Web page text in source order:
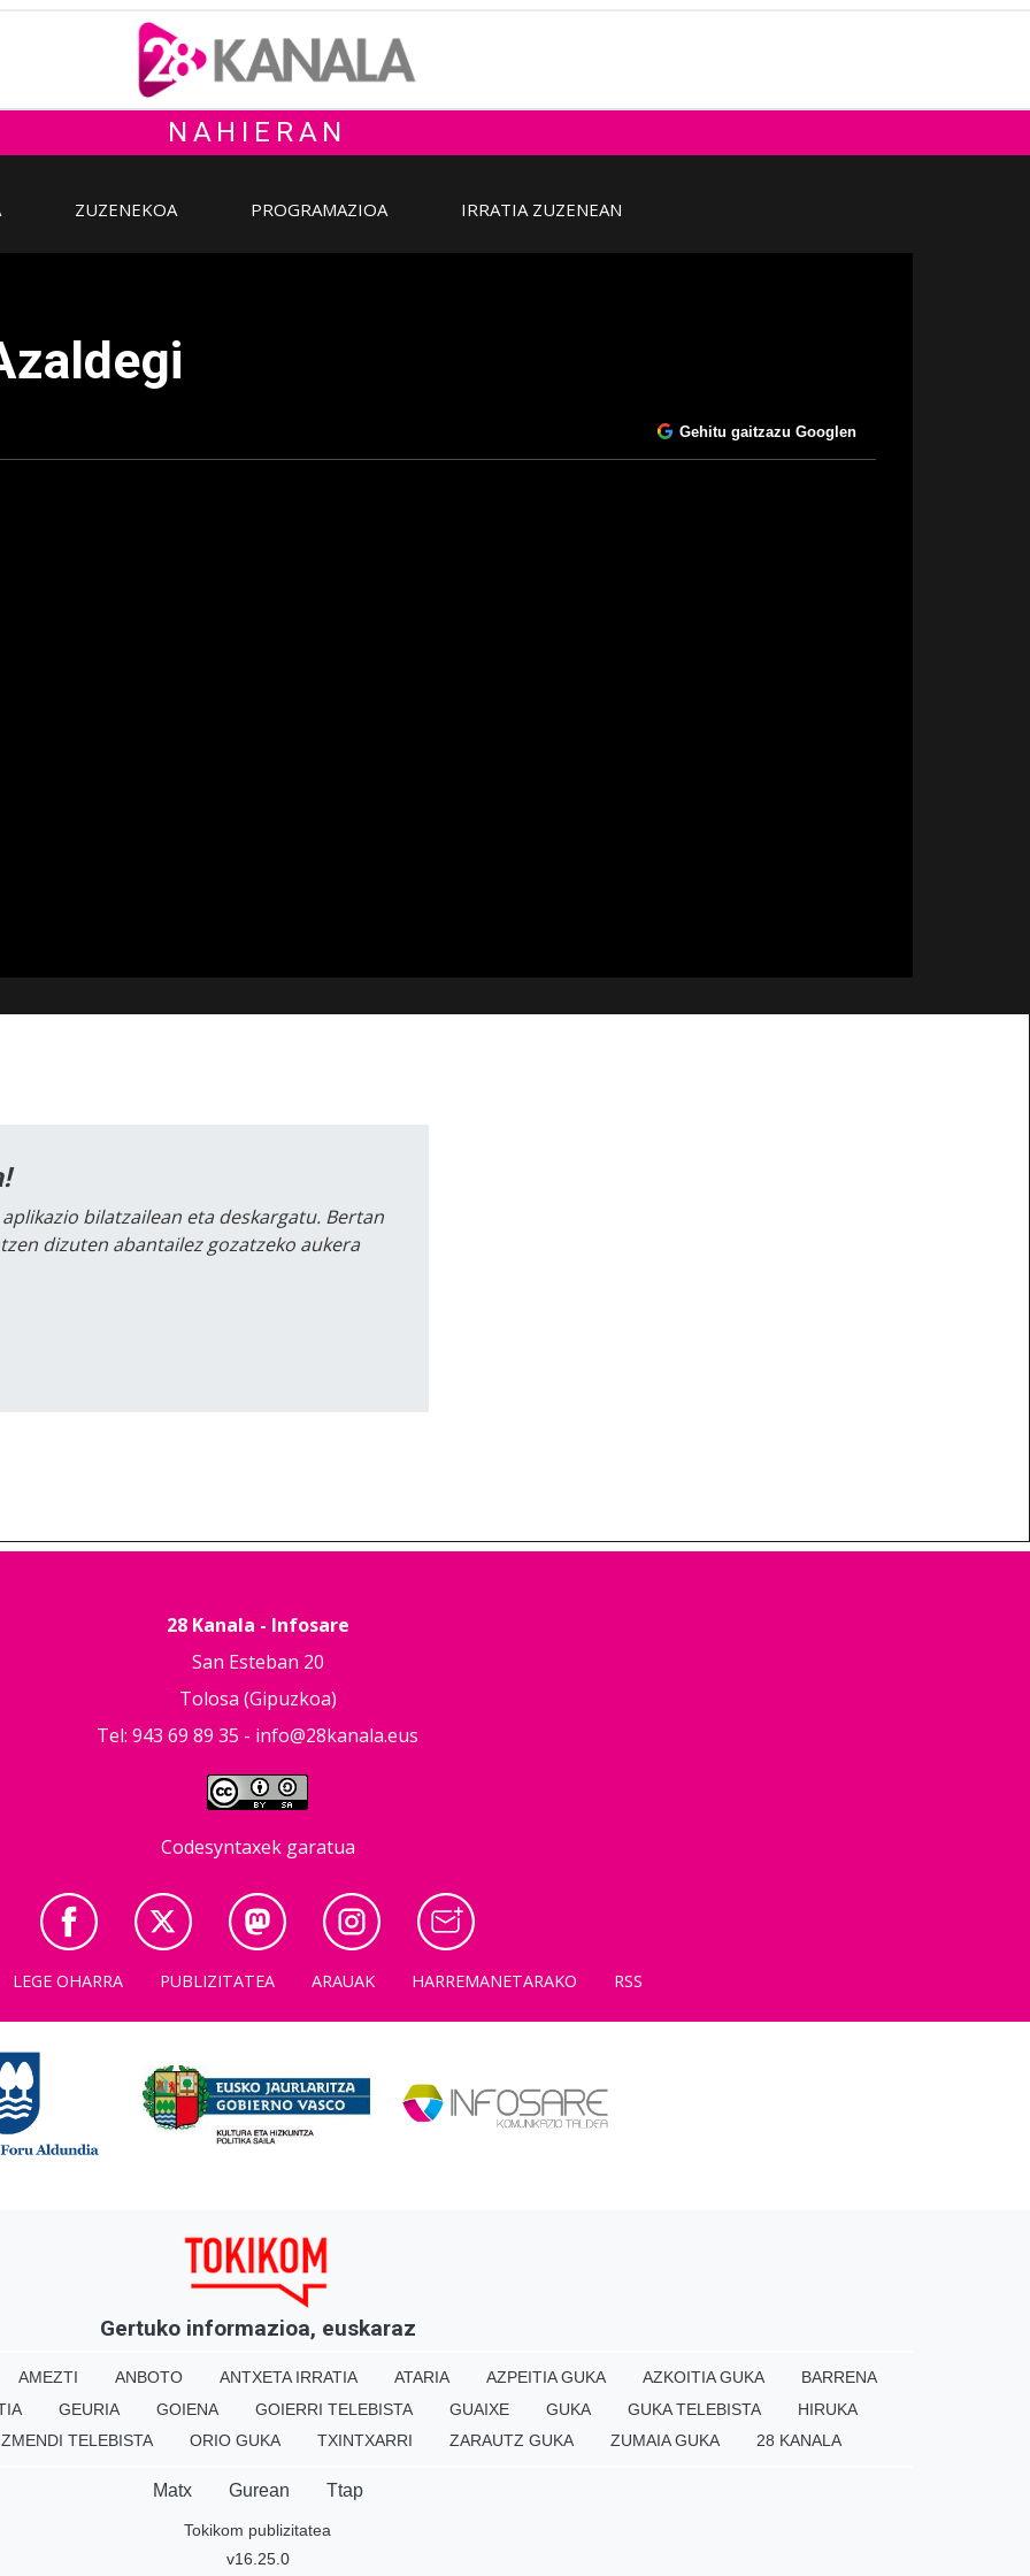
NAHIERAN
ZUZENEKOA PROGRAMAZIOA IRRATIA ZUZENEAN
Gehitu gaitzazu Googlen
bilatzailean eta deskargatu. Bertan
dizuten abantailez gozatzeko aukera
28 Kanala - Infosare
San Esteban 20
Tolosa (Gipuzkoa)
Tel: 943 69 89 35 - info@28kanala.eus
Codesyntaxek garatua
LEGE OHARRA PUBLIZITATEA ARAUAK HARREMANETARAKO RSS
Gertuko informazioa, euskaraz
AMEZTI ANBOTO ANTXETA IRRATIA ATARIA AZPEITIA GUKA AZKOITIA GUKA
BARRENA
GEURIA GOIENA GOIERRI TELEBISTA GUAIXE GUKA GUKA TELEBISTA
HIRUKA
TELEBISTA ORIO GUKA TXINTXARRI ZARAUTZ GUKA ZUMAIA GUKA 28 KANALA
Matx Gurean Ttap
Tokikom publizitatea
v16.25.0